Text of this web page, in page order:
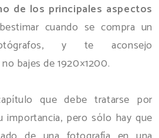
de los principales aspectos
cuando se compra un
y te aconsejo
bajes de 1920×1200.
que debe tratarse por
importancia, pero sólo hay que